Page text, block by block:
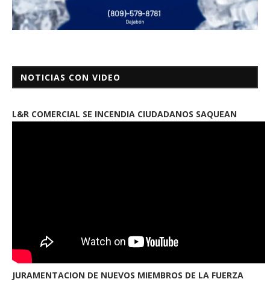
NOTICIAS CON VIDEO
L&R COMERCIAL SE INCENDIA CIUDADANOS SAQUEAN
JURAMENTACION DE NUEVOS MIEMBROS DE LA FUERZA